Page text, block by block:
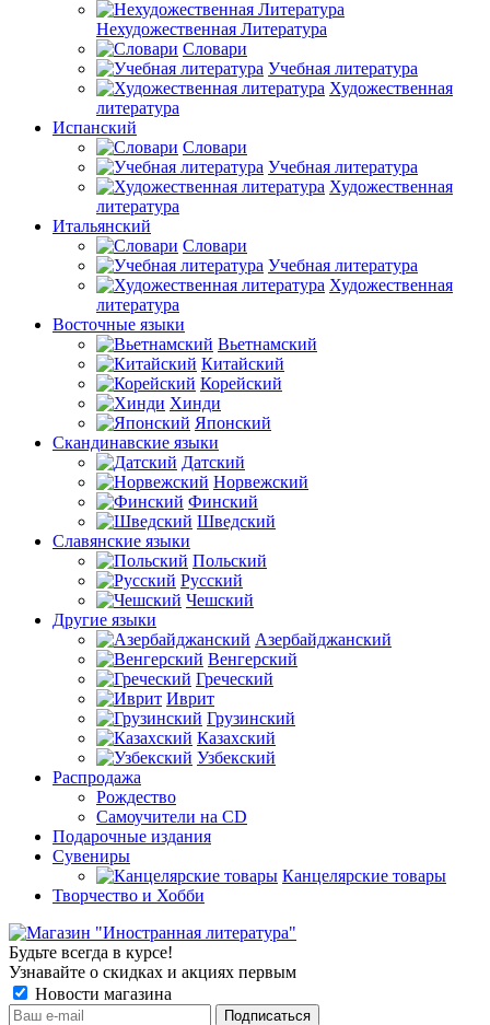
Нехудожественная Литература
Словари
Учебная литература
Художественная
литература
Испанский
Словари
Учебная литература
Художественная
литература
Итальянский
Словари
Учебная литература
Художественная
литература
Восточные языки
Вьетнамский
Китайский
Корейский
Хинди
Японский
Скандинавские языки
Датский
Норвежский
Финский
Шведский
Славянские языки
Польский
Русский
Чешский
Другие языки
Азербайджанский
Венгерский
Греческий
Иврит
Грузинский
Казахский
Узбекский
Распродажа
Рождество
Самоучители на CD
Подарочные издания
Сувениры
Канцелярские товары
Творчество и Хобби
Будьте всегда в курсе!
Узнавайте о скидках и акциях первым
Новости магазина